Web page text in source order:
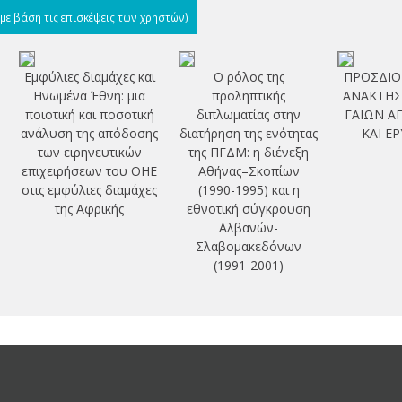
βάση τις επισκέψεις των χρηστών)
Εμφύλιες διαμάχες και
Ηνωμένα Έθνη: μια
ποιοτική και ποσοτική
ανάλυση της απόδοσης
των ειρηνευτικών
επιχειρήσεων του ΟΗΕ
στις εμφύλιες διαμάχες
της Αφρικής
Ο ρόλος της
προληπτικής
διπλωματίας στην
διατήρηση της ενότητας
της ΠΓΔΜ: η διένεξη
Αθήνας–Σκοπίων
(1990-1995) και η
εθνοτική σύγκρουση
Αλβανών-
Σλαβομακεδόνων
(1991-2001)
ΓΑΙΩΝ
ΚΑΙ